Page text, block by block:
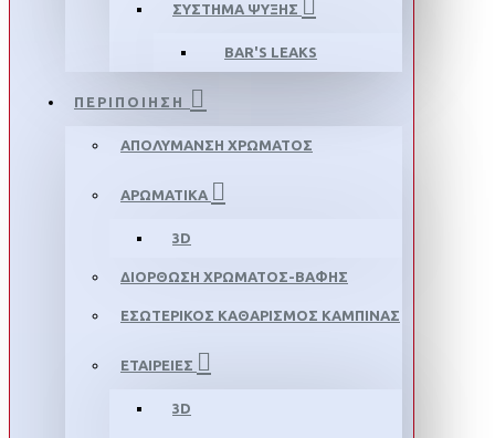
ΣΥΣΤΗΜΑ ΨΥΞΗΣ
BAR'S LEAKS
ΠΕΡΙΠΟΙΗΣΗ
ΑΠΟΛΥΜΑΝΣΗ ΧΡΩΜΑΤΟΣ
ΑΡΩΜΑΤΙΚΑ
3D
ΔΙΟΡΘΩΣΗ ΧΡΩΜΑΤΟΣ-ΒΑΦΗΣ
ΕΣΩΤΕΡΙΚΟΣ ΚΑΘΑΡΙΣΜΟΣ ΚΑΜΠΙΝΑΣ
ΕΤΑΙΡΕΙΕΣ
3D